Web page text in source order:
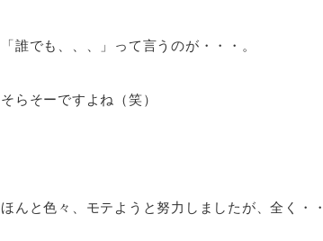
「誰でも、、、」って言うのが・・・。
そらそーですよね（笑）
ほんと色々、モテようと努力しましたが、全く・